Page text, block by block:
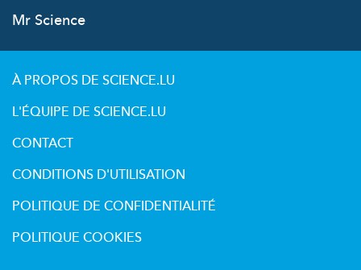
Mr Science
À PROPOS DE SCIENCE.LU
L'ÉQUIPE DE SCIENCE.LU
CONTACT
CONDITIONS D'UTILISATION
POLITIQUE DE CONFIDENTIALITÉ
POLITIQUE COOKIES